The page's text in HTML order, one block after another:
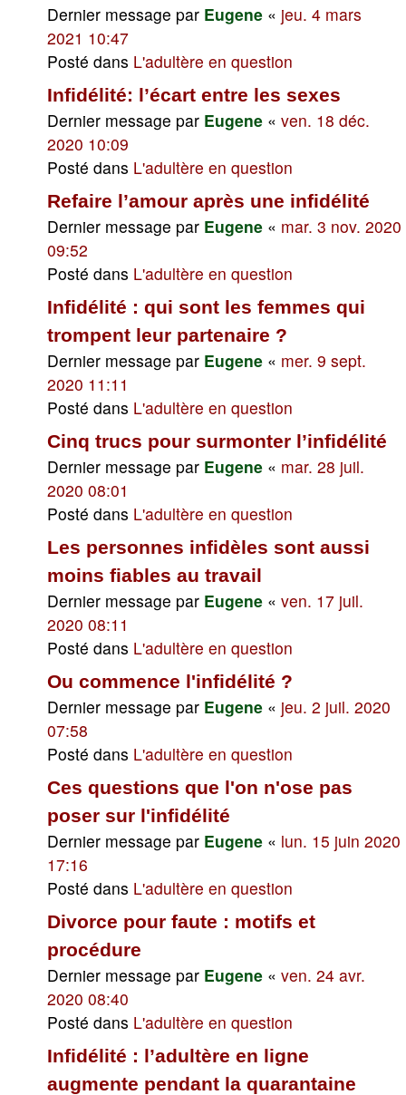
Dernier message par Eugene « jeu. 4 mars
2021 10:47
Posté dans L'adultère en question
Infidélité: l’écart entre les sexes
Dernier message par Eugene « ven. 18 déc.
2020 10:09
Posté dans L'adultère en question
Refaire l’amour après une infidélité
Dernier message par Eugene « mar. 3 nov. 2020
09:52
Posté dans L'adultère en question
Infidélité : qui sont les femmes qui
trompent leur partenaire ?
Dernier message par Eugene « mer. 9 sept.
2020 11:11
Posté dans L'adultère en question
Cinq trucs pour surmonter l’infidélité
Dernier message par Eugene « mar. 28 juil.
2020 08:01
Posté dans L'adultère en question
Les personnes infidèles sont aussi
moins fiables au travail
Dernier message par Eugene « ven. 17 juil.
2020 08:11
Posté dans L'adultère en question
Ou commence l'infidélité ?
Dernier message par Eugene « jeu. 2 juil. 2020
07:58
Posté dans L'adultère en question
Ces questions que l'on n'ose pas
poser sur l'infidélité
Dernier message par Eugene « lun. 15 juin 2020
17:16
Posté dans L'adultère en question
Divorce pour faute : motifs et
procédure
Dernier message par Eugene « ven. 24 avr.
2020 08:40
Posté dans L'adultère en question
Infidélité : l’adultère en ligne
augmente pendant la quarantaine